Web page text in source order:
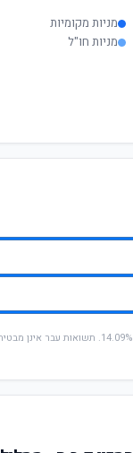
מניות מקומיות
מניות חו"ל
* החישוב מבוסס על תשואה שנתית ממוצעת של 14.09%.